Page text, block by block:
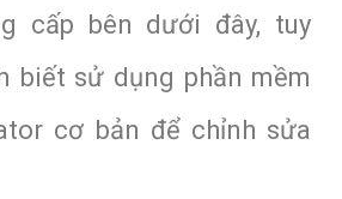
cấp bên dưới đây, tuy
biết sử dụng phần mềm
cơ bản để chỉnh sửa